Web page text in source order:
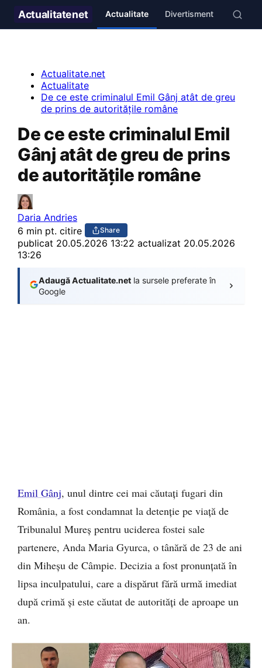
Actualitatenet Actualitate Divertisment Stil de
Actualitate.net
Actualitate
De ce este criminalul Emil Gânj atât de greu
de prins de autoritățile române
De ce este criminalul Emil
Gânj atât de greu de prins
de autoritățile române
Daria Andries
6 min pt. citire
Share
publicat 20.05.2026 13:22 actualizat 20.05.2026
13:26
Adaugă Actualitate.net la sursele preferate în
Google
Emil Gânj, unul dintre cei mai căutați fugari din
România, a fost condamnat la detenție pe viață de
Tribunalul Mureș pentru uciderea fostei sale
partenere, Anda Maria Gyurca, o tânără de 23 de ani
din Miheșu de Câmpie. Decizia a fost pronunțată în
lipsa inculpatului, care a dispărut fără urmă imediat
după crimă și este căutat de autorități de aproape un
an.